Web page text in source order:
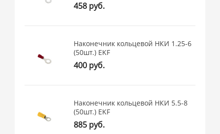
458 руб.
Наконечник кольцевой НКИ 1.25-6
(50шт.) EKF
400 руб.
Наконечник кольцевой НКИ 5.5-8
(50шт.) EKF
885 руб.